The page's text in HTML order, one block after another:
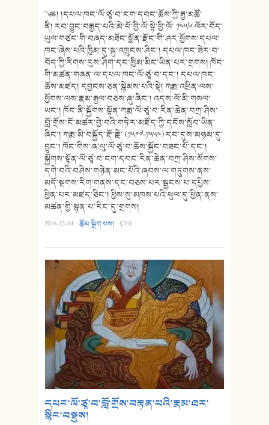
༄༅། །དཔལ་ཁང་ལོ་ཙཱ་བ་ངག་དབང་ཆོས་ཀྱི་རྒྱ་མཚོ་
ནི། རབ་བྱུང་བརྒྱད་པའི་མེ་ཕོ་བྱི་ལོ་སྟེ་ཕྱི་ལོ་ ༡༤༥༦ ལོར་བོད་
ཡུལ་གཙང་གི་བཞད་མཐོང་སྨོན་རྫོང་གི་ཤར་ཕྱོགས་དཔལ་
ཁང་ཞེས་པའི་ཁྱིམ་དུ་སྐུ་འཁྲུངས་ཤིང་། དཔལ་ཁང་ཟེར་བ་
བོད་ཀྱི་རིགས་རུས་ཤིག་དང་ཁྱིམ་མིང་ཡིན་པར་གྲགས། ཁོང་
གི་མཚན་གཞན་ལ་དཔལ་ཁང་ལོ་ཙཱ་བ་དང༌། དཔལ་ཁང་
ཆོས་མཛད། དབྱངས་ཅན་སྙེམས་པའི་སྡེ། ཀརྨ་འཕྲིན་ལས་
ཕྱོགས་ལས་རྣམ་རྒྱལ་བཅས་ཞུ་ཞིང་། འདས་ལོ་མི་གསལ་
ཡང༌། ཁོང་ནི་སྐྱོགས་སྟོན་ཀརྨ་ལོ་ཙཱ་བ་རིན་ཆེན་བཀྲ་ཤིས་
བློ་གྲོས་ངོ་མཚར་བྱེ་བའི་གཏེར་མཛོད་ཀྱི་དངོས་སློབ་ཡིན་
ཞིང་། ཀརྨ་མི་བསྐྱོད་རྡོ་རྗེ་ (༡༥༠༧-༡༥༥༤) དང་དུས་མཉམ་དུ་
བྱུང་། ཁོང་གིས་ཞ་ལུ་ལོ་ཙཱ་བ་ཆོས་སྐྱོང་བཟང་པོ་དང༌།
སྐྱོགས་སྟོན་ལོ་ཙཱ་བ་ངག་དབང་རིན་ཆེན་བཀྲ་ཤིས་སོགས་
དགེ་བའི་བཤེས་གཉེན་མང་པོའི་ཞབས་ལ་གཏུགས་ནས་
མདོ་སྔགས་རིག་གནས་དང་བཅས་པར་སྦྱངས་པ་དཔྱིས་
ཕྱིན་པར་མཛད་ཅིང་། ཕྱིས་སུ་མཁས་པའི་ཕུལ་དུ་ཕྱིན་ནས་
མཚན་གྱི་སྙན་པ་རིང་དུ་གྲགས།
2016-12-04 ·རྩོམ་སྒྲིག་པས། · 0
དཔང་ལོ་ཙཱ་བ་བློ་གྲོས་བརྟན་པའི་རྣམ་ཐར་
སྙིང་བསྡུས།